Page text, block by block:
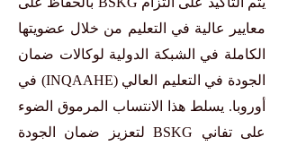
معايير عالية في التعليم من خلال عضويتها
الكاملة في الشبكة الدولية لوكالات ضمان
الجودة في التعليم العالي (INQAAHE) في
أوروبا. يسلط هذا الانتساب المرموق الضوء
على تفاني BSKG لتعزيز ضمان الجودة